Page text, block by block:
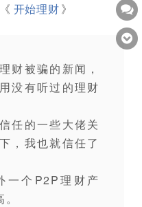
开始理财》
财被骗的新闻，
没有听过的理财
任的一些大佬关
，我也就信任了
一个P2P理财产